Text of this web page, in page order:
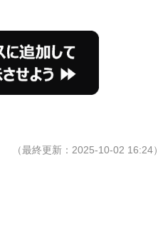
（最終更新：2025-10-02 16:24）